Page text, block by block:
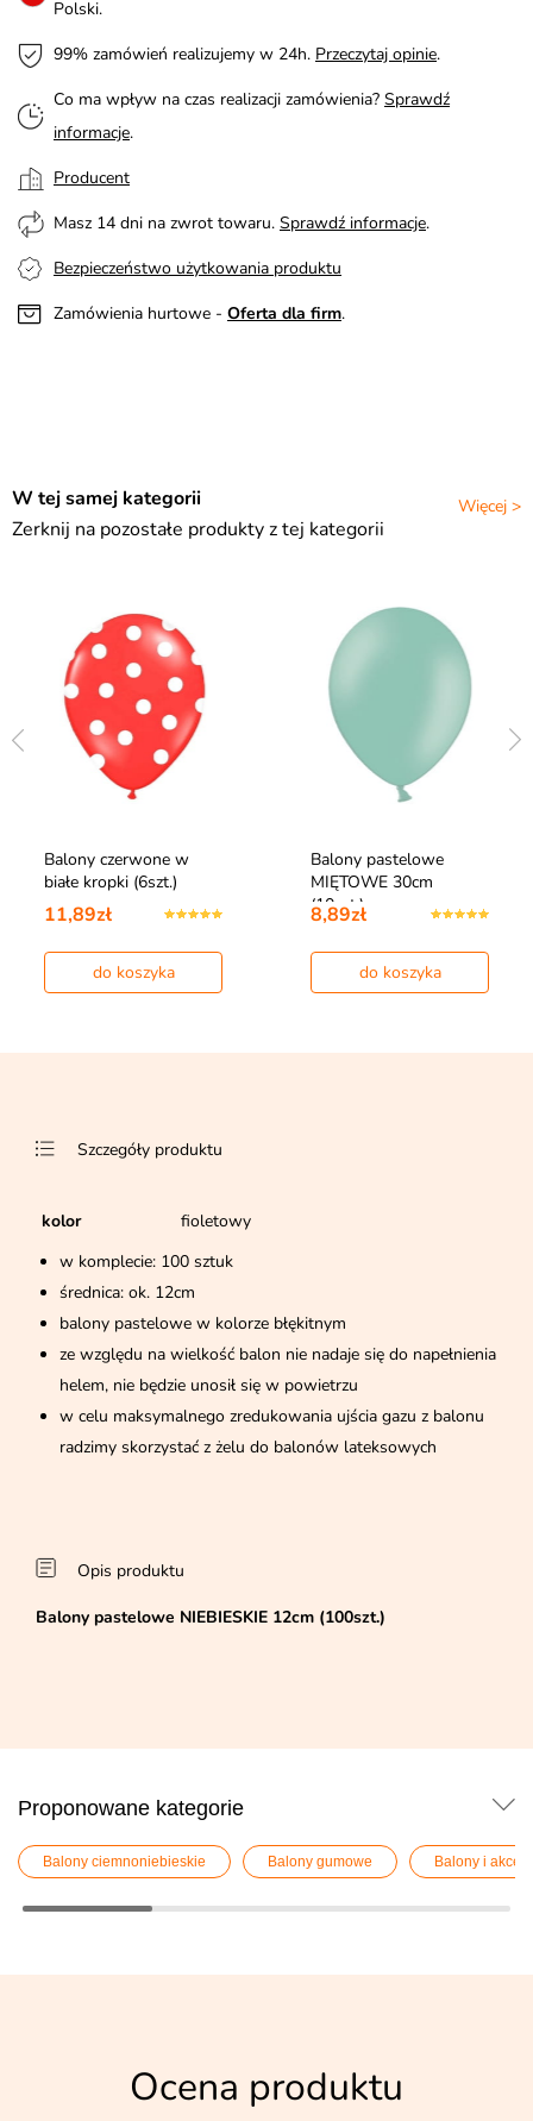
Polski.
99% zamówień realizujemy w 24h. Przeczytaj opinie.
Co ma wpływ na czas realizacji zamówienia? Sprawdź
informacje.
Producent
Masz 14 dni na zwrot towaru. Sprawdź informacje.
Bezpieczeństwo użytkowania produktu
Zamówienia hurtowe - Oferta dla firm.
Więcej >
W tej samej kategorii
Zerknij na pozostałe produkty z tej kategorii
Balony czerwone w
białe kropki (6szt.)
11,89zł
do koszyka
Balony pastelowe
MIĘTOWE 30cm
(10szt.)
8,89zł
do koszyka
Szczegóły produktu
kolor
fioletowy
w komplecie: 100 sztuk
średnica: ok. 12cm
balony pastelowe w kolorze błękitnym
ze względu na wielkość balon nie nadaje się do napełnienia
helem, nie będzie unosił się w powietrzu
w celu maksymalnego zredukowania ujścia gazu z balonu
radzimy skorzystać z żelu do balonów lateksowych
Opis produktu
Balony pastelowe NIEBIESKIE 12cm (100szt.)
Proponowane kategorie
Balony ciemnoniebieskie Balony gumowe Balony i
Ocena produktu